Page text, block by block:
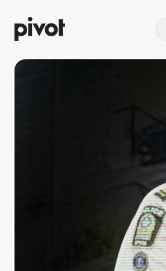
au
contenu